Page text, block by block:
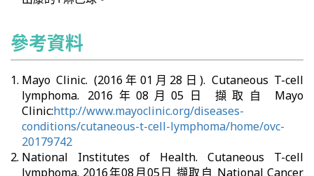
參考資料
Mayo Clinic. (2016年01月28日). Cutaneous T-cell
lymphoma. 2016年08月05日 擷取自 Mayo
Clinic:http://www.mayoclinic.org/diseases-
conditions/cutaneous-t-cell-lymphoma/home/ovc-
20179742
National Institutes of Health. Cutaneous T-cell
lymphoma. 2016年08月05日 擷取自 National Cancer